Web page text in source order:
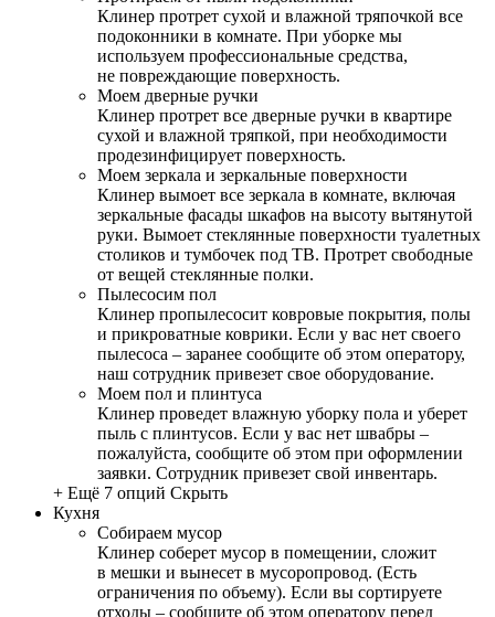
Клинер протрет сухой и влажной тряпочкой все
подоконники в комнате. При уборке мы
используем профессиональные средства,
не повреждающие поверхность.
Моем дверные ручки
Клинер протрет все дверные ручки в квартире
сухой и влажной тряпкой, при необходимости
продезинфицирует поверхность.
Моем зеркала и зеркальные поверхности
Клинер вымоет все зеркала в комнате, включая
зеркальные фасады шкафов на высоту вытянутой
руки. Вымоет стеклянные поверхности туалетных
столиков и тумбочек под ТВ. Протрет свободные
от вещей стеклянные полки.
Пылесосим пол
Клинер пропылесосит ковровые покрытия, полы
и прикроватные коврики. Если у вас нет своего
пылесоса – заранее сообщите об этом оператору,
наш сотрудник привезет свое оборудование.
Моем пол и плинтуса
Клинер проведет влажную уборку пола и уберет
пыль с плинтусов. Если у вас нет швабры –
пожалуйста, сообщите об этом при оформлении
заявки. Сотрудник привезет свой инвентарь.
+ Ещё 7 опций Скрыть
Кухня
Собираем мусор
Клинер соберет мусор в помещении, сложит
в мешки и вынесет в мусоропровод. (Есть
ограничения по объему). Если вы сортируете
отходы – сообщите об этом оператору перед